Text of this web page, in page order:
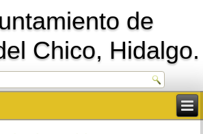
de
Chico, Hidalgo.